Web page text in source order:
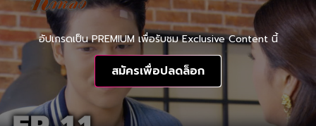
อัปเกรดเป็น PREMIUM เพื่อรับชม Exclusive Content นี้
สมัครเพื่อปลดล็อก